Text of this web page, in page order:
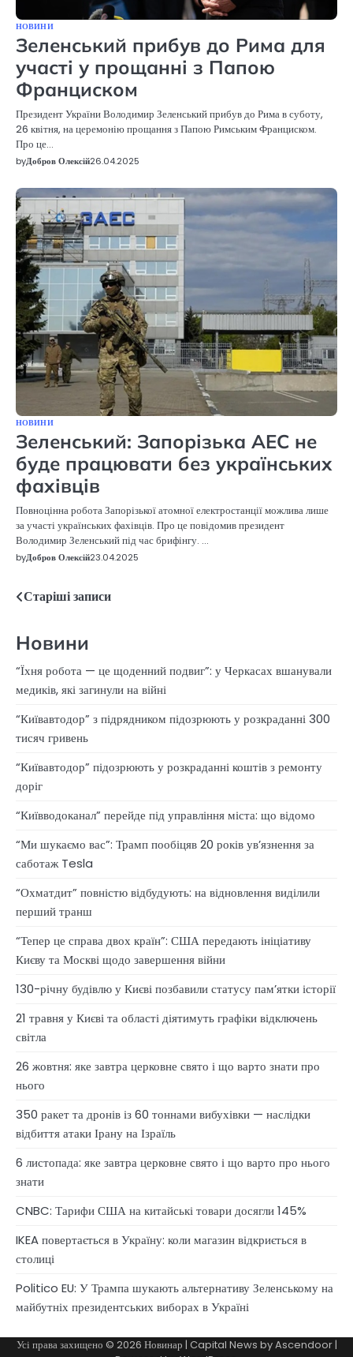
НОВИНИ
Зеленський прибув до Рима для
участі у прощанні з Папою
Франциском
Президент України Володимир Зеленський прибув до Рима в суботу,
26 квітня, на церемонію прощання з Папою Римським Франциском.
Про це…
byДобров Олексій26.04.2025
НОВИНИ
Зеленський: Запорізька АЕС не
буде працювати без українських
фахівців
Повноцінна робота Запорізької атомної електростанції можлива лише
за участі українських фахівців. Про це повідомив президент
Володимир Зеленський під час брифінгу. …
byДобров Олексій23.04.2025
Навігація
Старіші записи
Новини
“Їхня робота — це щоденний подвиг”: у Черкасах вшанували
медиків, які загинули на війні
“Київавтодор” з підрядником підозрюють у розкраданні 300
тисяч гривень
“Київавтодор” підозрюють у розкраданні коштів з ремонту
доріг
“Київводоканал” перейде під управління міста: що відомо
“Ми шукаємо вас”: Трамп пообіцяв 20 років ув’язнення за
саботаж Tesla
“Охматдит” повністю відбудують: на відновлення виділили
перший транш
“Тепер це справа двох країн”: США передають ініціативу
Києву та Москві щодо завершення війни
130-річну будівлю у Києві позбавили статусу памʼятки історії
21 травня у Києві та області діятимуть графіки відключень
світла
26 жовтня: яке завтра церковне свято і що варто знати про
нього
350 ракет та дронів із 60 тоннами вибухівки — наслідки
відбиття атаки Ірану на Ізраїль
6 листопада: яке завтра церковне свято і що варто про нього
знати
CNBC: Тарифи США на китайські товари досягли 145%
IKEA повертається в Україну: коли магазин відкриється в
столиці
Politico EU: У Трампа шукають альтернативу Зеленському на
майбутніх президентських виборах в Україні
Усі права захищено © 2026 Новинар | Capital News byAscendoor|